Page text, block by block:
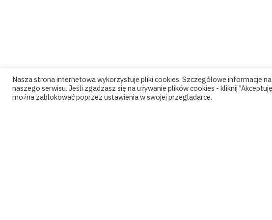
Nasza strona internetowa wykorzystuje pliki cookies. Szczegółowe informacje
naszego serwisu. Jeśli zgadzasz się na używanie plików cookies - kliknij
można zablokować poprzez ustawienia w swojej przeglądarce.